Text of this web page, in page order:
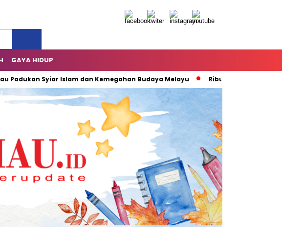
GAYA HIDUP
Syiar Islam dan Kemegahan Budaya Melayu Ribuan Warga Padati